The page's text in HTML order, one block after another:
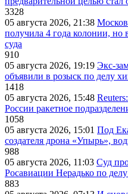
3328
05 августа 2026, 21:38
получила 4 года колонии, но
суда
910
05 августа 2026, 19:19 Экс-
объявили в розыск по делу
1418
05 августа 2026, 15:48
России ракетное
1058
05 августа 2026, 15:01 Под
создателя дрона «Упырь»,
988
05 августа 2026, 11:03 Суд
Росавиации Нерадько по
883